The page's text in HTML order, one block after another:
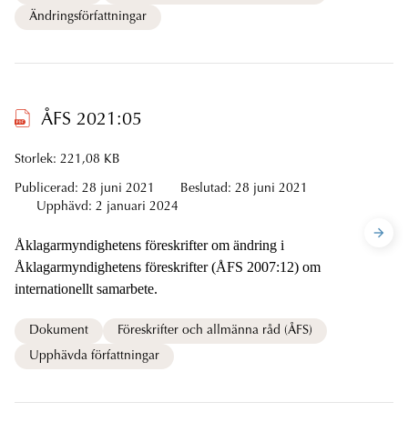
Ändringsförfattningar
ÅFS 2021:05
Storlek: 221,08 KB
Publicerad: 28 juni 2021 Beslutad: 28 juni 2021
Upphävd: 2 januari 2024
Åklagarmyndighetens föreskrifter om ändring i
Åklagarmyndighetens föreskrifter (ÅFS 2007:12) om
internationellt samarbete.
Dokument
Föreskrifter och allmänna råd (ÅFS)
Upphävda författningar